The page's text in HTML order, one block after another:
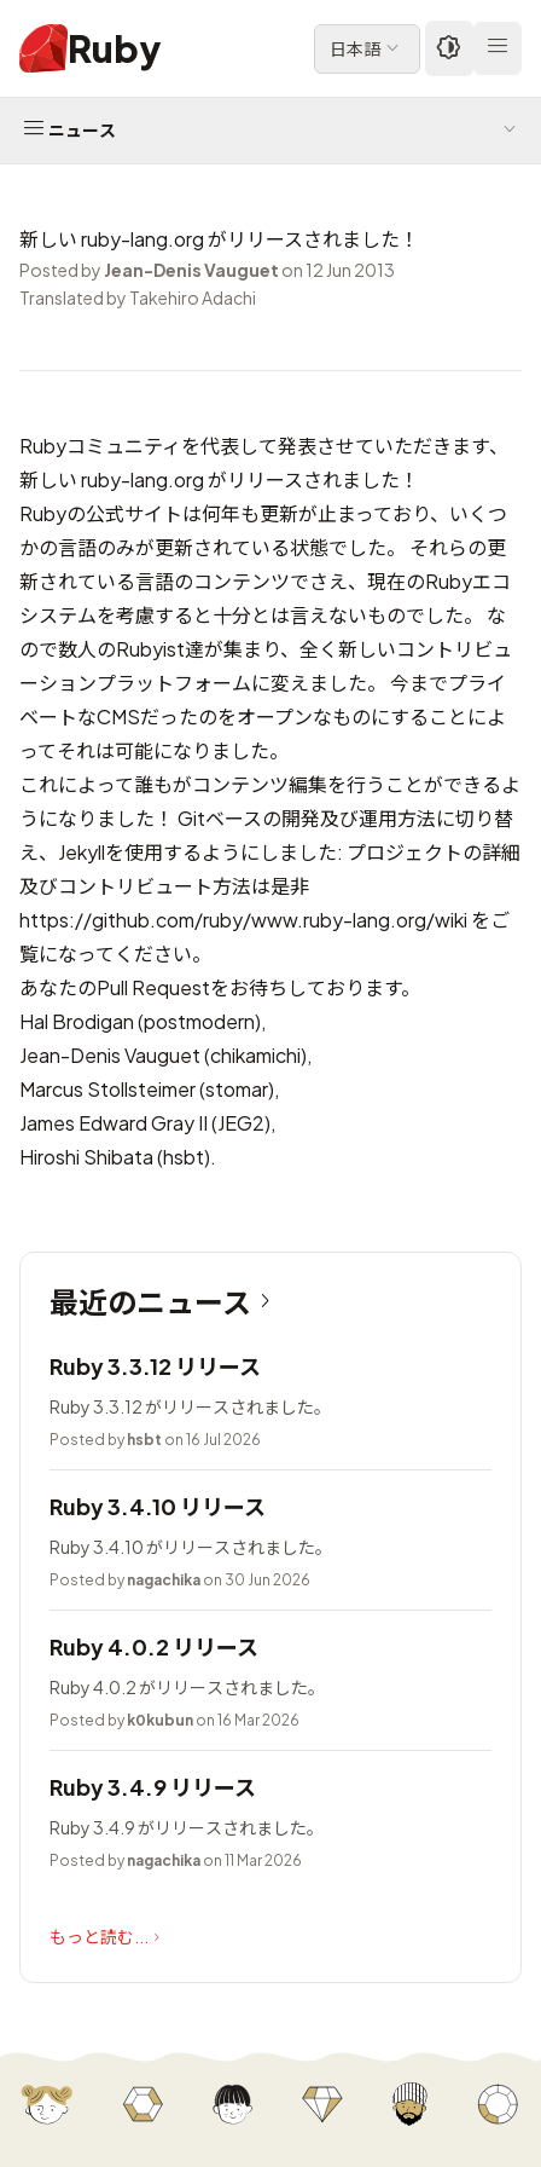
Ruby 日本語
ニュース
新しい ruby-lang.org がリリースされました！
Posted by Jean-Denis Vauguet on 12 Jun 2013
Translated by Takehiro Adachi
Rubyコミュニティを代表して発表させていただきます、
新しい ruby-lang.org がリリースされました！
Rubyの公式サイトは何年も更新が止まっており、いくつ
かの言語のみが更新されている状態でした。 それらの更
新されている言語のコンテンツでさえ、現在のRubyエコ
システムを考慮すると十分とは言えないものでした。 な
ので数人のRubyist達が集まり、全く新しいコントリビュ
ーションプラットフォームに変えました。 今までプライ
ベートなCMSだったのをオープンなものにすることによ
ってそれは可能になりました。
これによって誰もがコンテンツ編集を行うことができるよ
うになりました！ Gitベースの開発及び運用方法に切り替
え、Jekyllを使用するようにしました: プロジェクトの詳細
及びコントリビュート方法は是非
https://github.com/ruby/www.ruby-lang.org/wiki をご
覧になってください。
あなたのPull Requestをお待ちしております。
Hal Brodigan (postmodern),
Jean-Denis Vauguet (chikamichi),
Marcus Stollsteimer (stomar),
James Edward Gray II (JEG2),
Hiroshi Shibata (hsbt).
最近のニュース
Ruby 3.3.12 リリース
Ruby 3.3.12 がリリースされました。
Posted by hsbt on 16 Jul 2026
Ruby 3.4.10 リリース
Ruby 3.4.10 がリリースされました。
Posted by nagachika on 30 Jun 2026
Ruby 4.0.2 リリース
Ruby 4.0.2 がリリースされました。
Posted by k0kubun on 16 Mar 2026
Ruby 3.4.9 リリース
Ruby 3.4.9 がリリースされました。
Posted by nagachika on 11 Mar 2026
もっと読む...